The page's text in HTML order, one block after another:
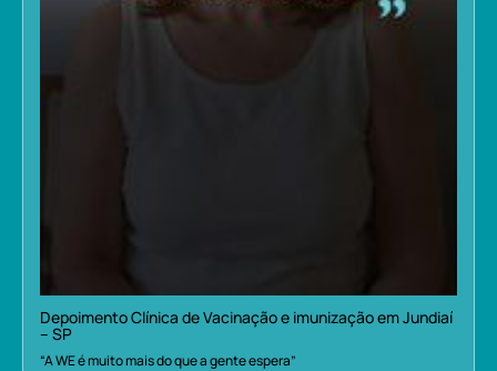
Depoimento Clínica de Vacinação e imunização em Jundiaí
– SP
“A WE é muito mais do que a gente espera”